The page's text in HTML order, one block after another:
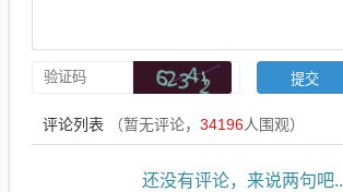
评论列表 （暂无评论， 34196人围观）
还没有评论，来说两句吧